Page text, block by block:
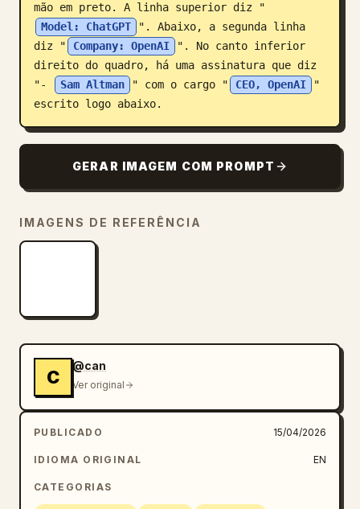
mão em preto. A linha superior diz "
Model: ChatGPT
". Abaixo, a segunda linha
diz "
Company: OpenAI
". No canto inferior
direito do quadro, há uma assinatura que diz
"-
Sam Altman " com o cargo " CEO, OpenAI
"
escrito logo abaixo.
GERAR IMAGEM COM PROMPT
IMAGENS DE REFERÊNCIA
C
@can
Ver original
PUBLICADO 15/04/2026
IDIOMA ORIGINAL EN
CATEGORIAS